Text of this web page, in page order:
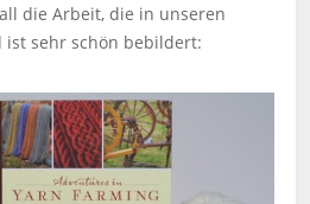
die Arbeit, die in unseren
ist sehr schön bebildert: